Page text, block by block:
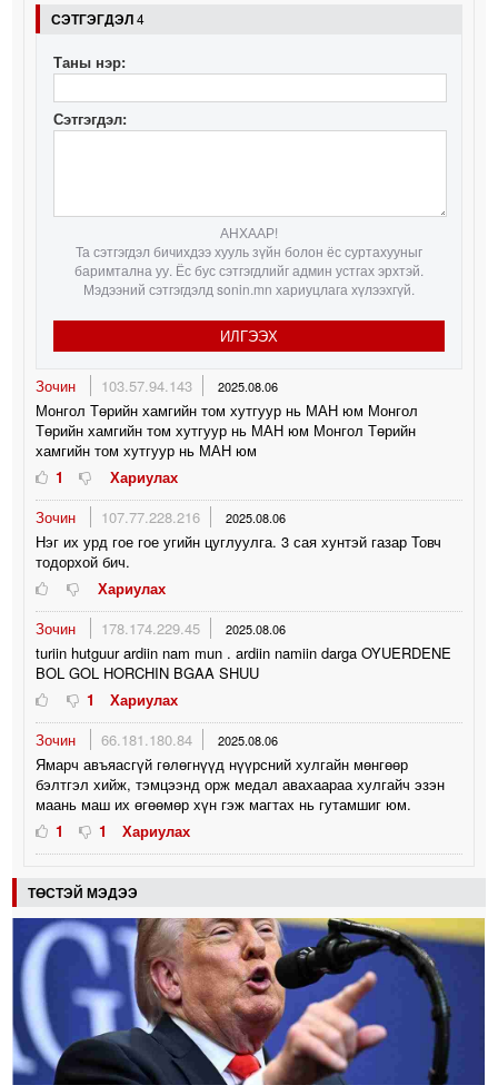
СЭТГЭГДЭЛ4
Таны нэр:
Сэтгэгдэл:
АНХААР!
Та сэтгэгдэл бичихдээ хууль зүйн болон ёс суртахууныг
баримтална уу. Ёс бус сэтгэгдлийг админ устгах эрхтэй.
Мэдээний сэтгэгдэлд sonin.mn хариуцлага хүлээхгүй.
ИЛГЭЭХ
Зочин 103.57.94.143 2025.08.06
Монгол Төрийн хамгийн том хутгуур нь МАН юм Монгол
Төрийн хамгийн том хутгуур нь МАН юм Монгол Төрийн
хамгийн том хутгуур нь МАН юм
1
Хариулах
Зочин
107.77.228.216 2025.08.06
Нэг их урд гое гое угийн цуглуулга. 3 сая хунтэй газар Товч
тодорхой бич.
Хариулах
Зочин
178.174.229.45 2025.08.06
turiin hutguur ardiin nam mun . ardiin namiin darga OYUERDENE
BOL GOL HORCHIN BGAA SHUU
1
Хариулах
Зочин
66.181.180.84 2025.08.06
Ямарч авъяасгүй гөлөгнүүд нүүрсний хулгайн мөнгөөр
бэлтгэл хийж, тэмцээнд орж медал авахаараа хулгайч эзэн
маань маш их өгөөмөр хүн гэж магтах нь гутамшиг юм.
1
1 Хариулах
ТӨСТЭЙ МЭДЭЭ